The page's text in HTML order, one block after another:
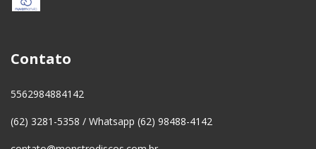
Contato
5562984884142
(62) 3281-5358 / Whatsapp (62) 98488-4142